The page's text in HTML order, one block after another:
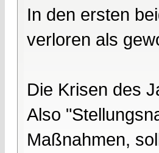
In den ersten
verloren als
Die Krisen des
Also
Maßnahmen,